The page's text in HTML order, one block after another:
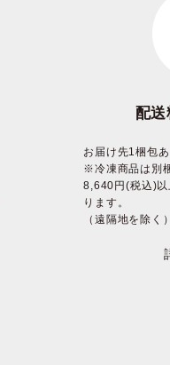
配
お届け先1梱包
※冷凍商品は別
8,640円(税込)以
ります。
（遠隔地を除く）